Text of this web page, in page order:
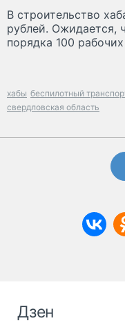
В строительство
рублей. Ожидается,
порядка 100
хабы беспилотный
свердловская область
Дзен